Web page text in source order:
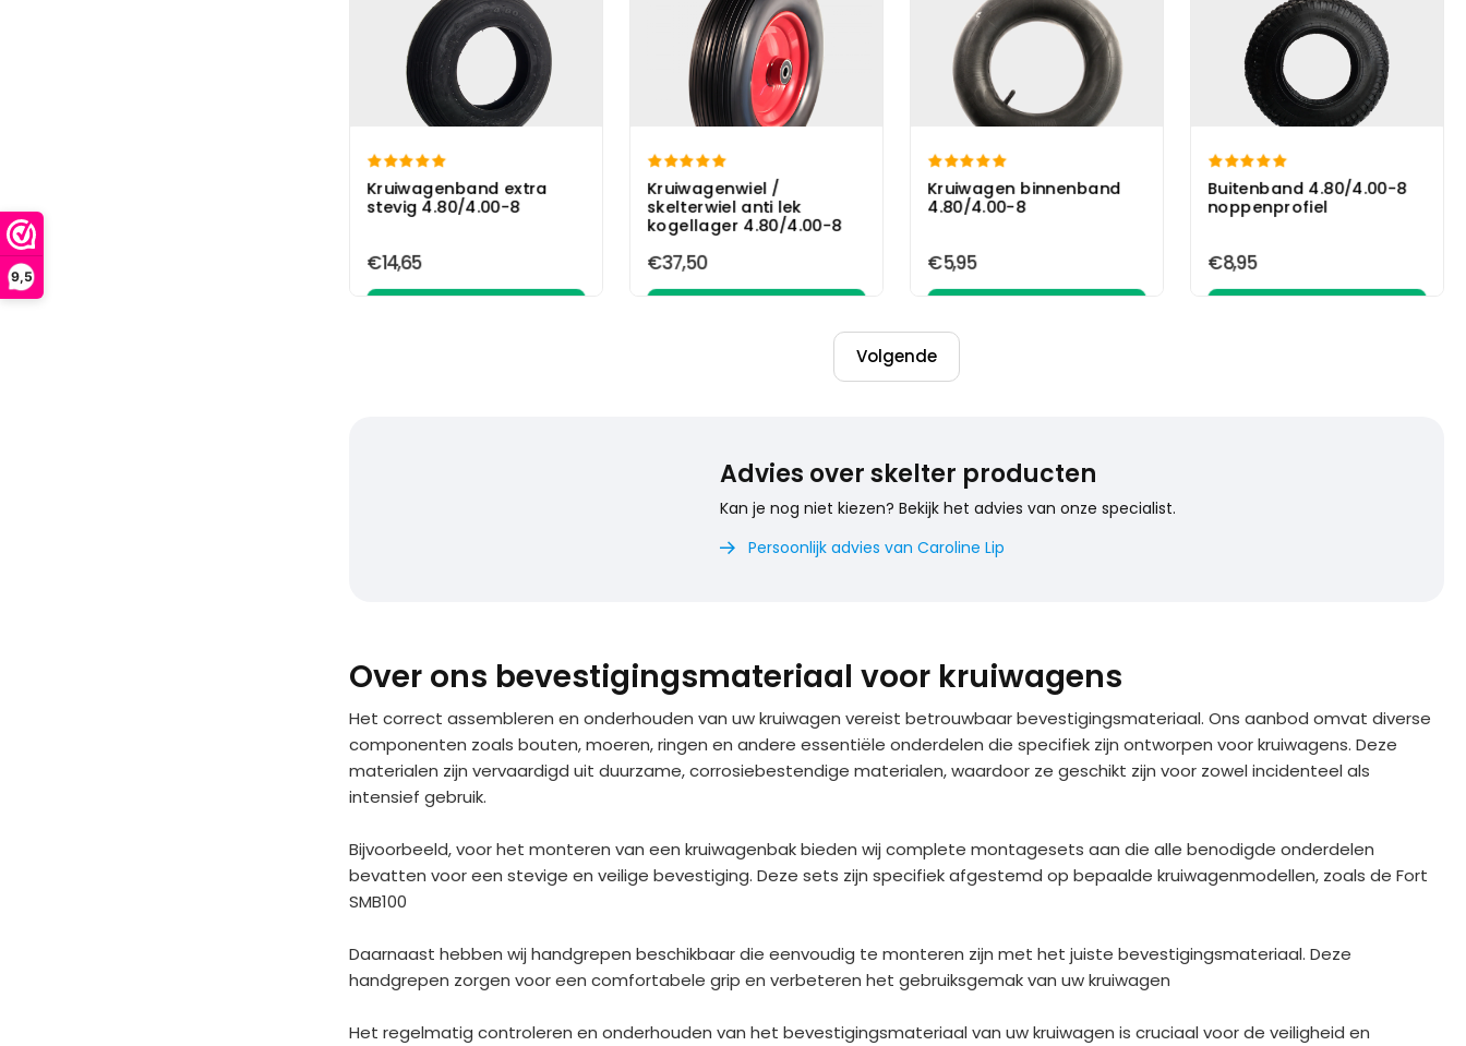
9,5

Kruiwagenband extra
stevig 4.80/4.00-8
€14,65

Kruiwagenwiel /
skelterwiel anti lek
kogellager 4.80/4.00-8
€37,50

Kruiwagen binnenband
4.80/4.00-8
€5,95

Buitenband 4.80/4.00-8
noppenprofiel
€8,95
Volgende
Advies over skelter producten
Kan je nog niet kiezen? Bekijk het advies van onze specialist.
 Persoonlijk advies van Caroline Lip
Over ons bevestigingsmateriaal voor kruiwagens
Het correct assembleren en onderhouden van uw kruiwagen vereist betrouwbaar bevestigingsmateriaal. Ons aanbod omvat diverse
componenten zoals bouten, moeren, ringen en andere essentiële onderdelen die specifiek zijn ontworpen voor kruiwagens. Deze
materialen zijn vervaardigd uit duurzame, corrosiebestendige materialen, waardoor ze geschikt zijn voor zowel incidenteel als
intensief gebruik.​
Bijvoorbeeld, voor het monteren van een kruiwagenbak bieden wij complete montagesets aan die alle benodigde onderdelen
bevatten voor een stevige en veilige bevestiging. Deze sets zijn specifiek afgestemd op bepaalde kruiwagenmodellen, zoals de Fort
SMB100
Daarnaast hebben wij handgrepen beschikbaar die eenvoudig te monteren zijn met het juiste bevestigingsmateriaal. Deze
handgrepen zorgen voor een comfortabele grip en verbeteren het gebruiksgemak van uw kruiwagen
Het regelmatig controleren en onderhouden van het bevestigingsmateriaal van uw kruiwagen is cruciaal voor de veiligheid en